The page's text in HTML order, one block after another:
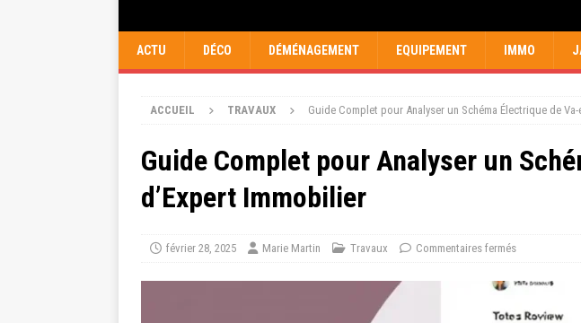
ACTU DÉCO DÉMÉNAGEMENT EQUIPEMENT IMMO
ACCUEIL TRAVAUX Guide Complet pour Analyser un Schéma Électrique de
Guide Complet pour Analyser un
d’Expert Immobilier
février 28, 2025 Marie Martin Travaux Commentaires fermés